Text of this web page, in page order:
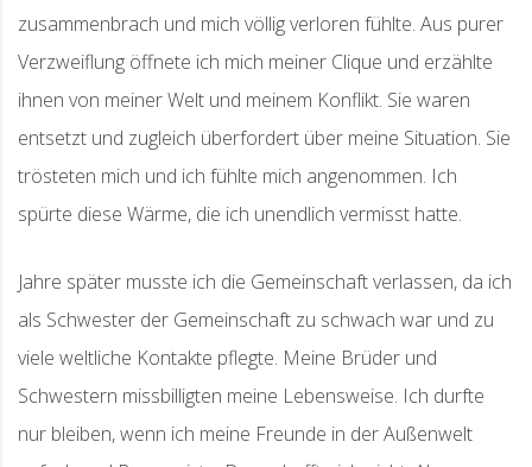
zusammenbrach und mich völlig verloren fühlte. Aus purer
Verzweiflung öffnete ich mich meiner Clique und erzählte
ihnen von meiner Welt und meinem Konflikt. Sie waren
entsetzt und zugleich überfordert über meine Situation. Sie
trösteten mich und ich fühlte mich angenommen. Ich
spürte diese Wärme, die ich unendlich vermisst hatte.
Jahre später musste ich die Gemeinschaft verlassen, da ich
als Schwester der Gemeinschaft zu schwach war und zu
viele weltliche Kontakte pflegte. Meine Brüder und
Schwestern missbilligten meine Lebensweise. Ich durfte
nur bleiben, wenn ich meine Freunde in der Außenwelt